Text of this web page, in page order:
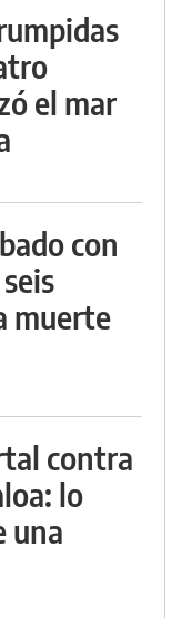
el mar
con
muerte
contra
lo
una